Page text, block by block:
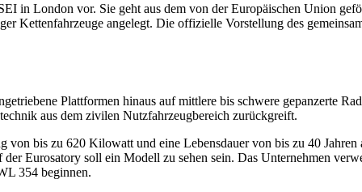
in London vor. Sie geht aus dem von der Europäischen Union
Kettenfahrzeuge angelegt. Die offizielle Vorstellung des
Plattformen hinaus auf mittlere bis schwere gepanzerte
aus dem zivilen Nutzfahrzeugbereich zurückgreift.
bis zu 620 Kilowatt und eine Lebensdauer von bis zu 40
Eurosatory soll ein Modell zu sehen sein. Das Unternehmen
354 beginnen.